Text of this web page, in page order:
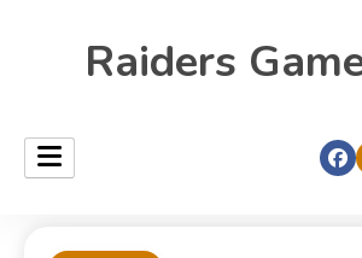
Raiders